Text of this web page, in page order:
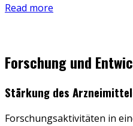
Read more
Forschung und
Stärkung des
Forschungsaktivitäten in